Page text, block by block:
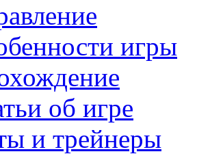
игры
об игре
и трейнеры